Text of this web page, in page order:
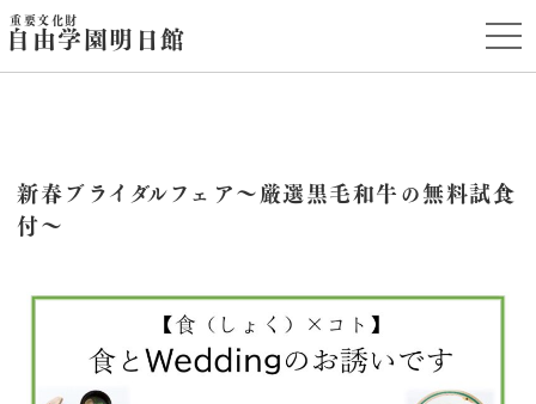
t
o
i
g
n
重要文化財
自由学園明日館
新春ブライダルフェア～厳選黒毛和牛の無料試食
付～